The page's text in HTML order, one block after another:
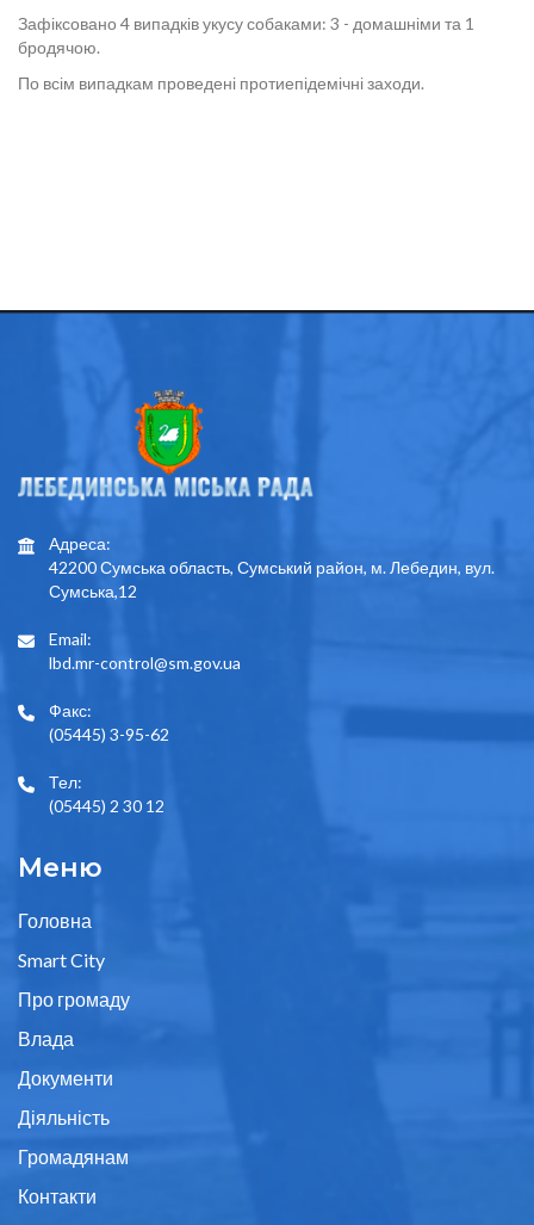
Зафіксовано 4 випадків укусу собаками: 3 - домашніми та 1
бродячою.
По всім випадкам проведені протиепідемічні заходи.
Адреса:
42200 Сумська область, Сумський район, м. Лебедин, вул.
Сумська,12
Email:
lbd.mr-control@sm.gov.ua
Факс:
(05445) 3-95-62
Тел:
(05445) 2 30 12
Меню
Головна
Smart City
Про громаду
Влада
Документи
Діяльність
Громадянам
Контакти